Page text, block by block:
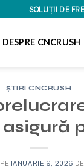
SOLUȚII DE
DESPRE CNCRUSH
ȘTIRI CNCRUSH
IANUARIE 9, 2026 DE